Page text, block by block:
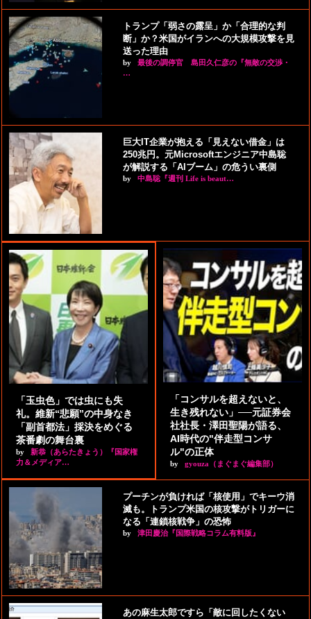
トランプ「弱さの露呈」か「合理的な判
断」か？米国がイランへの大規模攻撃を見
送った理由
by
最後の調停官 島田久仁彦の『無敵の交渉・
…
巨大IT企業が抱える「見えない借金」は
250兆円。元Microsoftエンジニア中島聡
が解説する「AIブーム」の危うい裏側
by 中島聡『週刊 Life is beaut…
「玉虫色」では虫にも失
礼。維新“悲願”の中身なき
「副首都法」採決をめぐる
茶番劇の舞台裏
by
新恭（あらたきょう）『国家権
力＆メディア…
「コンサルを超えないと、
生き残れない」──元証券会
社社長・澤田聖陽が語る、
AI時代の"伴走型コンサ
ル"の正体
by gyouza（まぐまぐ編集部）
プーチンが負ければ「核使用」でキーウ消
滅も。トランプ米国の核攻撃がトリガーに
なる「連鎖核戦争」の恐怖
by 津田慶治『国際戦略コラム有料版』
あの麻生太郎ですら「敵に回したくない